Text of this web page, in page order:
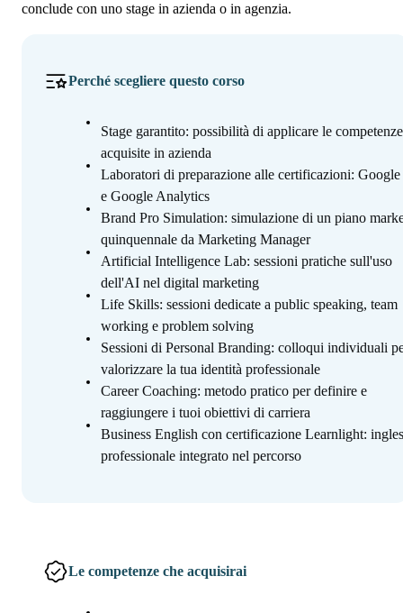
conclude con uno stage in azienda o in agenzia.
Perché scegliere questo corso
Stage garantito: possibilità di applicare le competenze
acquisite in azienda
Laboratori di preparazione alle certificazioni:
e Google Analytics
Brand Pro Simulation: simulazione di un piano
quinquennale da Marketing Manager
Artificial Intelligence Lab: sessioni pratiche sull'uso
dell'AI nel digital marketing
Life Skills: sessioni dedicate a public speaking, team
working e problem solving
Sessioni di Personal Branding: colloqui individuali
valorizzare la tua identità professionale
Career Coaching: metodo pratico per definire e
raggiungere i tuoi obiettivi di carriera
Business English con certificazione Learnlight:
professionale integrato nel percorso
Le competenze che acquisirai